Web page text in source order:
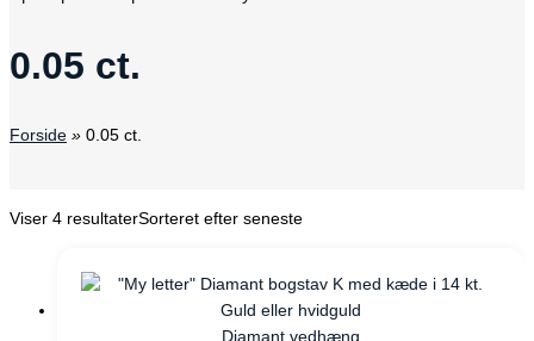
0.05 ct.
Forside » 0.05 ct.
Viser 4 resultaterSorteret efter seneste
Diamant vedhæng